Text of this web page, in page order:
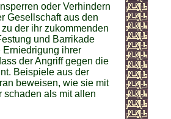
oder Verhindern
Gesellschaft aus den
der ihr zukommenden
und Barrikade
Erniedrigung ihrer
der Angriff gegen die
Beispiele aus der
beweisen, wie sie mit
schaden als mit allen